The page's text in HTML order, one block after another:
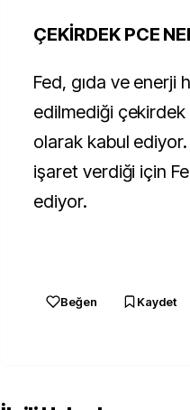
ÇEKİRDEK PCE
Fed, gıda ve enerji
edilmediği
olarak kabul
işaret verdiği için
ediyor.
Beğen Kaydet